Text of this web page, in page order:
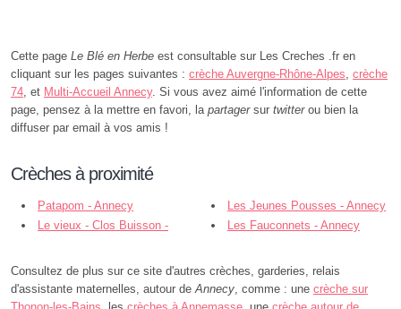
Cette page Le Blé en Herbe est consultable sur Les Creches .fr en
cliquant sur les pages suivantes : crèche Auvergne-Rhône-Alpes, crèche
74, et Multi-Accueil Annecy. Si vous avez aimé l'information de cette
page, pensez à la mettre en favori, la partagersur twitterou bien la
diffuser par email à vos amis !
Crèches à proximité
Patapom - Annecy
Les Jeunes Pousses - Annecy
Le vieux - Clos Buisson -
Les Fauconnets - Annecy
Consultez de plus sur ce site d'autres crèches, garderies, relais
d'assistante maternelles, autour deAnnecy, comme : une crèche sur